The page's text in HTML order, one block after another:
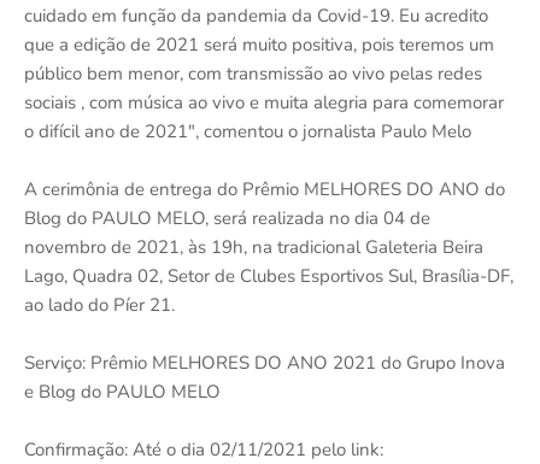
cuidado em função da pandemia da Covid-19. Eu acredito
que a edição de 2021 será muito positiva, pois teremos um
público bem menor, com transmissão ao vivo pelas redes
sociais , com música ao vivo e muita alegria para comemorar
o difícil ano de 2021", comentou o jornalista Paulo Melo
A cerimônia de entrega do Prêmio MELHORES DO ANO do
Blog do PAULO MELO, será realizada no dia 04 de
novembro de 2021, às 19h, na tradicional Galeteria Beira
Lago, Quadra 02, Setor de Clubes Esportivos Sul, Brasília-DF,
ao lado do Píer 21.
Serviço: Prêmio MELHORES DO ANO 2021 do Grupo Inova
e Blog do PAULO MELO
Confirmação: Até o dia 02/11/2021 pelo link: